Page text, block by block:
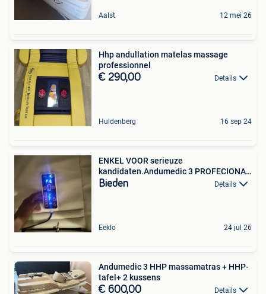
Aalst 12 mei 26
Hhp andullation matelas massage
professionnel
€ 290,00 Details
Huldenberg 16 sep 24
ENKEL VOOR serieuze
kandidaten.Andumedic 3 PROFECIONAL
masag
Bieden Details
Eeklo 24 jul 26
Andumedic 3 HHP massamatras + HHP-
tafel+ 2 kussens
€ 600,00 Details